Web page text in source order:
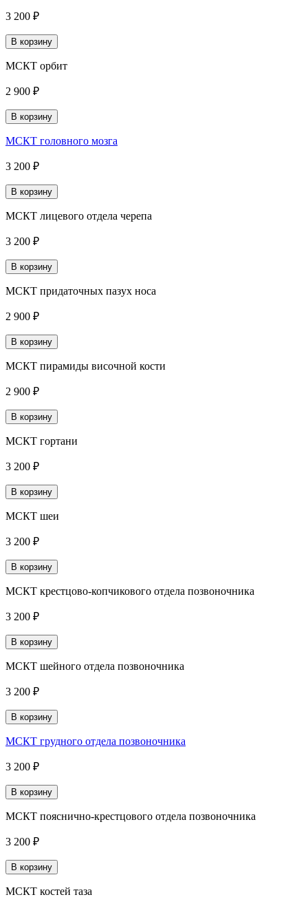
3 200 ₽
В корзину
МСКТ орбит
2 900 ₽
В корзину
МСКТ головного мозга
3 200 ₽
В корзину
МСКТ лицевого отдела черепа
3 200 ₽
В корзину
МСКТ придаточных пазух носа
2 900 ₽
В корзину
МСКТ пирамиды височной кости
2 900 ₽
В корзину
МСКТ гортани
3 200 ₽
В корзину
МСКТ шеи
3 200 ₽
В корзину
МСКТ крестцово-копчикового отдела позвоночника
3 200 ₽
В корзину
МСКТ шейного отдела позвоночника
3 200 ₽
В корзину
МСКТ грудного отдела позвоночника
3 200 ₽
В корзину
МСКТ пояснично-крестцового отдела позвоночника
3 200 ₽
В корзину
МСКТ костей таза